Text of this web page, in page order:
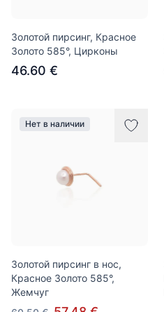
Золотой пирсинг, Красное
Золото 585°, Цирконы
46.60 €
Нет в наличии
Золотой пирсинг в нос,
Красное Золото 585°,
Жемчуг